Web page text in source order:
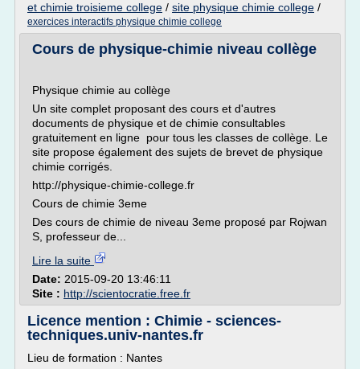
et chimie troisieme college / site physique chimie college /
exercices interactifs physique chimie college
Cours de physique-chimie niveau collège
Physique chimie au collège
Un site complet proposant des cours et d'autres
documents de physique et de chimie consultables
gratuitement en ligne pour tous les classes de collège. Le
site propose également des sujets de brevet de physique
chimie corrigés.
http://physique-chimie-college.fr
Cours de chimie 3eme
Des cours de chimie de niveau 3eme proposé par Rojwan
S, professeur de...
Lire la suite
Date: 2015-09-20 13:46:11
Site : http://scientocratie.free.fr
Licence mention : Chimie - sciences-
techniques.univ-nantes.fr
Lieu de formation : Nantes